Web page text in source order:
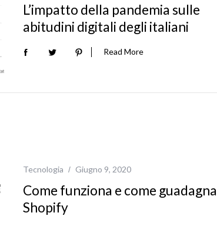
L’impatto della pandemia sulle
abitudini digitali degli italiani
Read More
Tecnologia Giugno 9, 2020
Come funziona e come guadagna
Shopify